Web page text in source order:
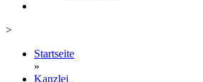
>
Startseite
»
Kanzlei